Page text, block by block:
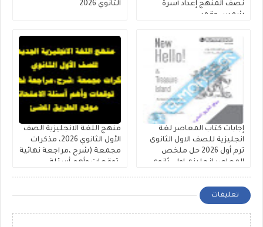
نصف المنهج إعداد أسرة
شمس وقمر
الثانوي 2026
إجابات كتاب المعاصر لغة
انجليزية للصف الاول الثانوى
ترم أول 2026 حل ملخص
المعاصر انجليزى اولى ثانوى
والامتحانات
منهج اللغة الانجليزية الصف
الأول الثانوي 2026، مذكرات
مجمعة (شرح ،مراجعة نهائية
،توقعات وأهم أسئلة
تعليقات